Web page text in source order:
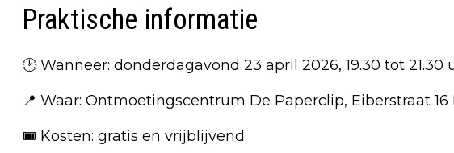
Praktische informatie
🕑 Wanneer: donderdagavond 23 april 2026, 19.30 tot 21.30
📍 Waar: Ontmoetingscentrum De Paperclip, Eiberstraat 16
🎟️ Kosten: gratis en vrijblijvend